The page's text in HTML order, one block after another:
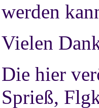
werden
Vielen
Die hier
Sprieß,